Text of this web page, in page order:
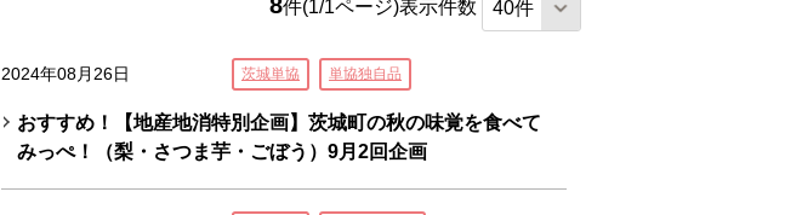
件(1/1ページ)表示件数
2024年08月26日 茨城単協 単協独自品
おすすめ！【地産地消特別企画】茨城町の秋の味覚を食べて
みっぺ！（梨・さつま芋・ごぼう）9月2回企画